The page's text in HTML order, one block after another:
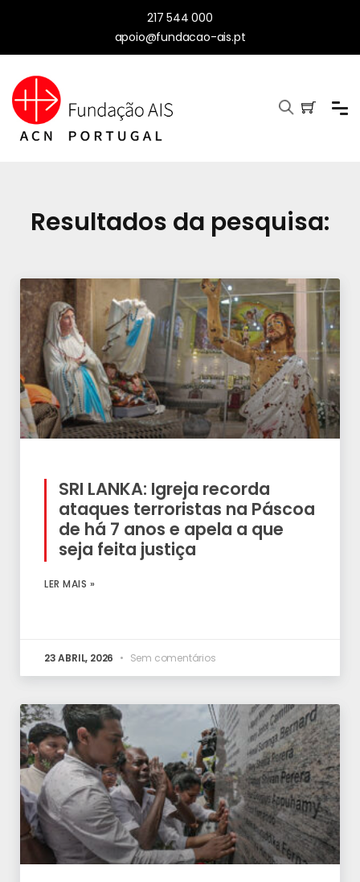
217 544 000
apoio@fundacao-ais.pt
Resultados da pesquisa:
SRI LANKA: Igreja recorda
ataques terroristas na Páscoa
de há 7 anos e apela a que
seja feita justiça
LER MAIS »
23 ABRIL, 2026 Sem comentários